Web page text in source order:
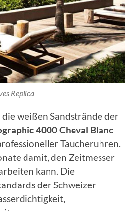
Replica
weißen Sandstrände der
4000 Cheval Blanc
Taucheruhren.
damit, den Zeitmesser
kann. Die
der Schweizer